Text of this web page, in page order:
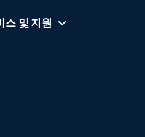
스 및 지원